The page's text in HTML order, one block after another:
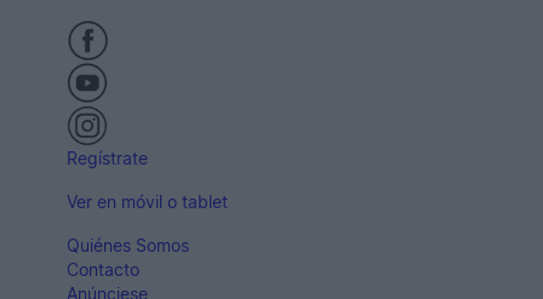
Regístrate
Ver en móvil o tablet
Quiénes Somos
Contacto
Anúnciese